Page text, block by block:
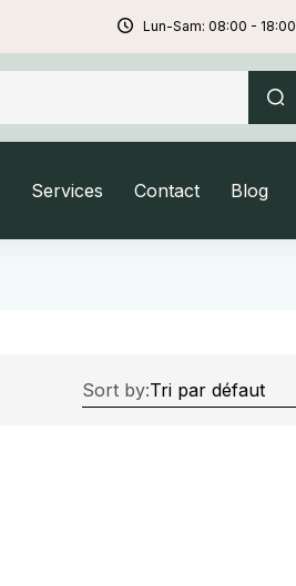
Lun-Sam: 08:00 - 18:00
Services Contact Blog
Sort by: